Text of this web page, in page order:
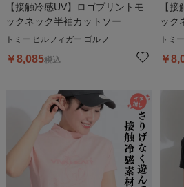
【接触冷感UV】ロゴプリントモ
ックネック半袖カットソー
トミー ヒルフィガー ゴルフ
￥8,085税込
【
ック
トミ
￥